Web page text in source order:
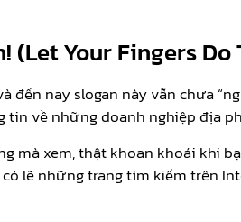
Your Fingers Do
đến nay slogan này vẫn chưa
tin về những doanh nghiệp địa
mà xem, thật khoan khoái khi
lẽ những trang tìm kiếm trên